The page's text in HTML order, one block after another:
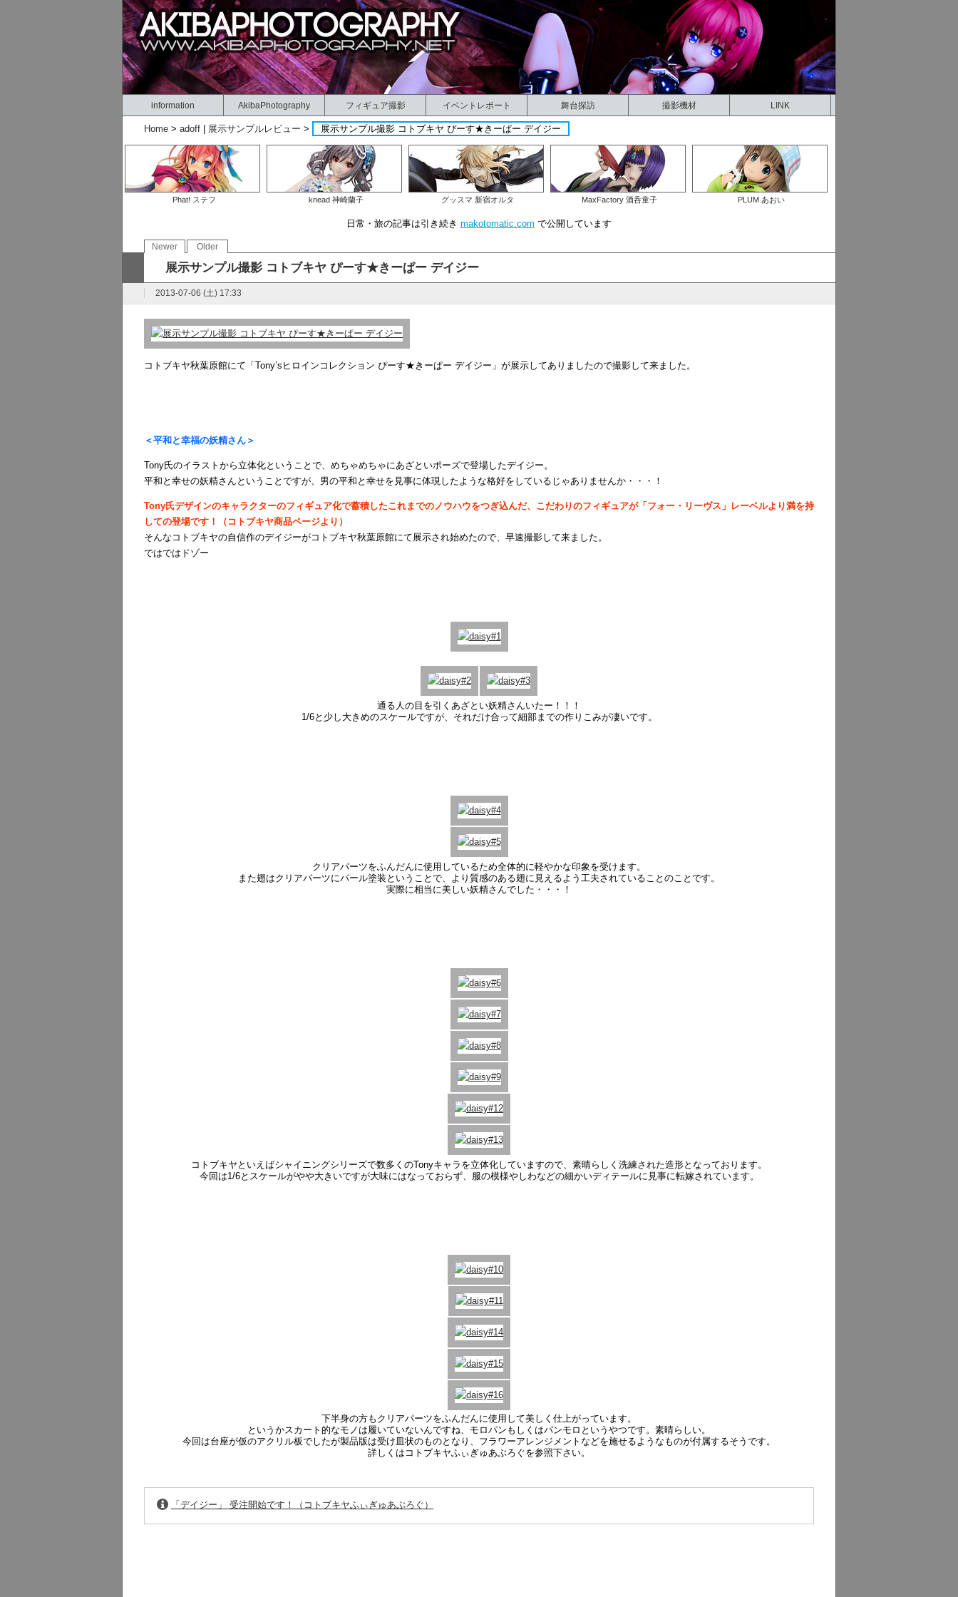
information AkibaPhotography フィギュア撮影 イベントレポート 舞台探訪 撮影機材 LINK
Home > adoff 展示サンプルレビュー > 展示サンプル撮影 コトブキヤ ぴーす★きーぱー デイジー
Phat! ステフ knead 神崎蘭子 グッスマ 新宿オルタ MaxFactory 酒呑童子 PLUM あおい
日常・旅の記事は引き続き makotomatic.com で公開しています
Newer Older
展示サンプル撮影 コトブキヤ ぴーす★きーぱー デイジー
2013-07-06 (土) 17:33
コトブキヤ秋葉原館にて「Tony’sヒロインコレクション ぴーす★きーぱー デイジー」が展示してありましたので撮影して来ました。
＜平和と幸福の妖精さん＞
Tony氏のイラストから立体化ということで、めちゃめちゃにあざといポーズで登場したデイジー。
平和と幸せの妖精さんということですが、男の平和と幸せを見事に体現したような格好をしているじゃありませんか・・・！
Tony氏デザインのキャラクターのフィギュア化で蓄積したこれまでのノウハウをつぎ込んだ、こだわりのフィギュアが「フォー・リーヴス」レーベルより満を持
しての登場です！（コトブキヤ商品ページより）
そんなコトブキヤの自信作のデイジーがコトブキヤ秋葉原館にて展示され始めたので、早速撮影して来ました。
ではではドゾー
通る人の目を引くあざとい妖精さんいたー！！！
1/6と少し大きめのスケールですが、それだけ合って細部までの作りこみが凄いです。
クリアパーツをふんだんに使用しているため全体的に軽やかな印象を受けます。
また翅はクリアパーツにパール塗装ということで、より質感のある翅に見えるよう工夫されていることのことです。
実際に相当に美しい妖精さんでした・・・！
コトブキヤといえばシャイニングシリーズで数多くのTonyキャラを立体化していますので、素晴らしく洗練された造形となっております。
今回は1/6とスケールがやや大きいですが大味にはなっておらず、服の模様やしわなどの細かいディテールに見事に転嫁されています。
下半身の方もクリアパーツをふんだんに使用して美しく仕上がっています。
というかスカート的なモノは履いていないんですね、モロパンもしくはパンモロというやつです。素晴らしい。
今回は台座が仮のアクリル板でしたが製品版は受け皿状のものとなり、フラワーアレンジメントなどを施せるようなものが付属するそうです。
詳しくはコトブキヤふぃぎゅあぶろぐを参照下さい。
「デイジー」 受注開始です！（コトブキヤふぃぎゅあぶろぐ）